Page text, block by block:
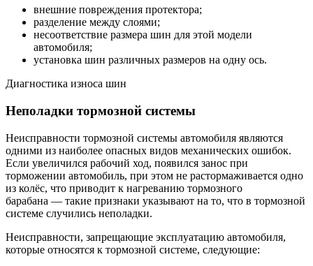
внешние повреждения протектора;
разделение между слоями;
несоответствие размера шин для этой модели
автомобиля;
установка шин различных размеров на одну ось.
Диагностика износа шин
Неполадки тормозной системы
Неисправности тормозной системы автомобиля являются
одними из наиболее опасных видов механических ошибок.
Если увеличился рабочий ход, появился занос при
торможении автомобиль, при этом не растормаживается одно
из колёс, что приводит к нагреванию тормозного
барабана — такие признаки указывают на то, что в тормозной
системе случились неполадки.
Неисправности, запрещающие эксплуатацию автомобиля,
которые относятся к тормозной системе, следующие: